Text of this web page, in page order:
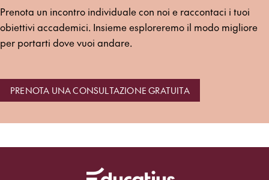
Prenota un incontro individuale con noi e raccontaci i tuoi
obiettivi accademici. Insieme esploreremo il modo migliore
per portarti dove vuoi andare.
PRENOTA UNA CONSULTAZIONE GRATUITA